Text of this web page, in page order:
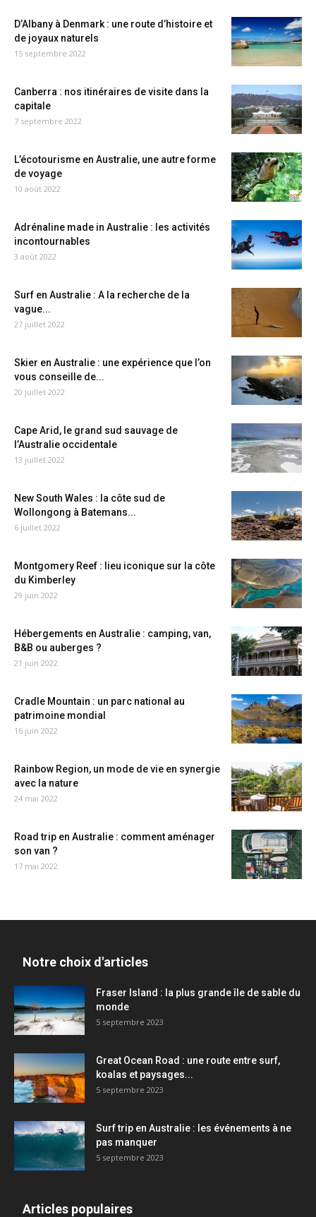
D’Albany à Denmark : une route d’histoire et
de joyaux naturels
15 septembre 2022
Canberra : nos itinéraires de visite dans la
capitale
7 septembre 2022
L’écotourisme en Australie, une autre forme
de voyage
10 août 2022
Adrénaline made in Australie : les activités
incontournables
3 août 2022
Surf en Australie : A la recherche de la
vague...
27 juillet 2022
Skier en Australie : une expérience que l’on
vous conseille de...
20 juillet 2022
Cape Arid, le grand sud sauvage de
l’Australie occidentale
13 juillet 2022
New South Wales : la côte sud de
Wollongong à Batemans...
6 juillet 2022
Montgomery Reef : lieu iconique sur la côte
du Kimberley
29 juin 2022
Hébergements en Australie : camping, van,
B&B ou auberges ?
21 juin 2022
Cradle Mountain : un parc national au
patrimoine mondial
16 juin 2022
Rainbow Region, un mode de vie en synergie
avec la nature
24 mai 2022
Road trip en Australie : comment aménager
son van ?
17 mai 2022
Notre choix d'articles
Fraser Island : la plus grande île de sable du
monde
5 septembre 2023
Great Ocean Road : une route entre surf,
koalas et paysages...
5 septembre 2023
Surf trip en Australie : les événements à ne
pas manquer
5 septembre 2023
Articles populaires